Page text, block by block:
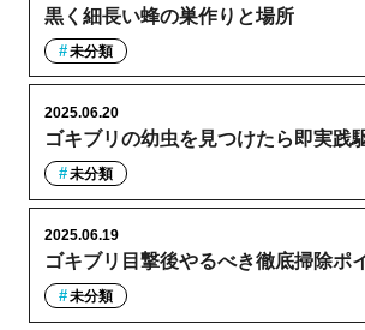
黒く細長い蜂の巣作りと場所
未分類
ゴキブリの幼虫を見つけたら即実践
2025.06.20
未分類
ゴキブリ目撃後やるべき徹底掃除ポ
2025.06.19
未分類